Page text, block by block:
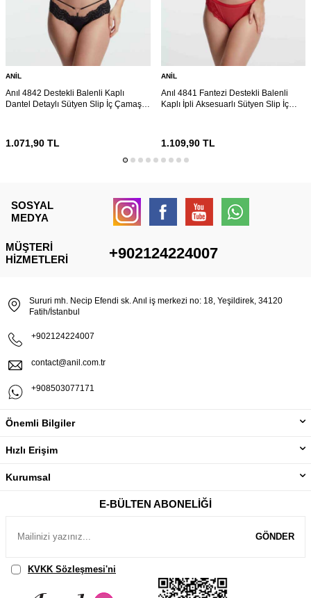
ANIL
Anıl 4842 Destekli Balenli Kaplı
Dantel Detaylı Sütyen Slip İç Çamaşırı
1.071,90 TL
ANIL
Anıl 4841 Fantezi Destekli Balenli
Kaplı İpli Aksesuarlı Sütyen Slip İç
1.109,90TL
SOSYAL
MEDYA
MÜŞTERI
HIZMETLERI
+902124224007
Sururi mh. Necip Efendi sk. Anıl iş merkezi no: 18, Yeşildirek, 34120
Fatih/İstanbul
+902124224007
contact@anil.com.tr
+908503077171
Önemli Bilgiler
Hızlı Erişim
Kurumsal
E-BÜLTEN ABONELIĞI
GÖNDER
KVKK Sözleşmesi'ni